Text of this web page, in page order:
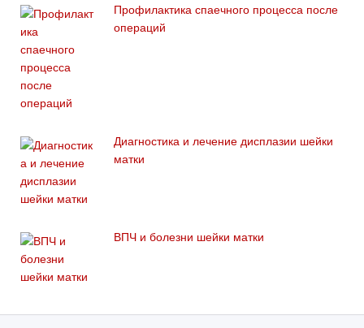
Профилактика спаечного процесса после
операций
Диагностика и лечение дисплазии шейки
матки
ВПЧ и болезни шейки матки